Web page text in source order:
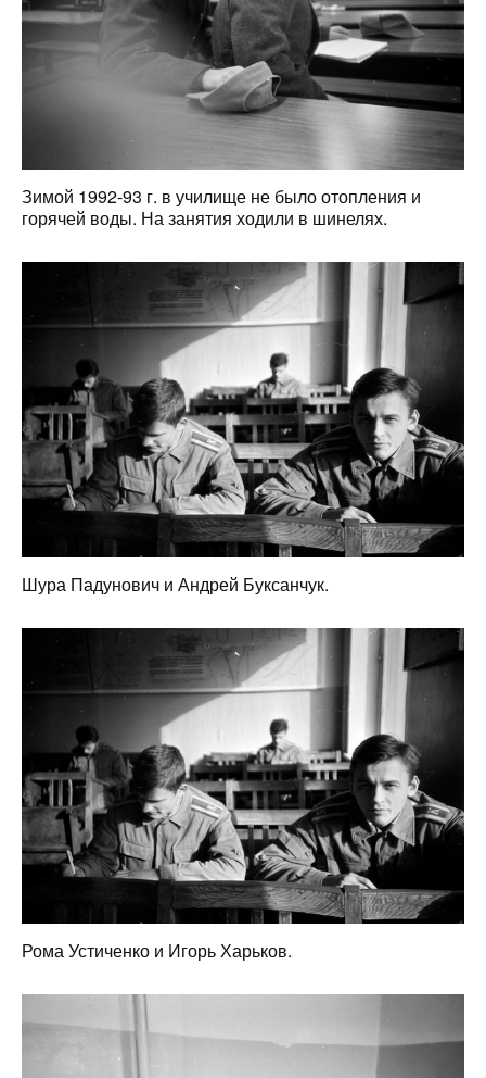
Зимой 1992-93 г. в училище не было отопления и
горячей воды. На занятия ходили в шинелях.
Шура Падунович и Андрей Буксанчук.
Рома Устиченко и Игорь Харьков.